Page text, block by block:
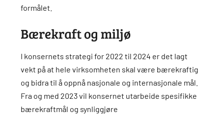
formålet.
Bærekraft og miljø
I konsernets strategi for 2022 til 2024 er det lagt
vekt på at hele virksomheten skal være bærekraftig
og bidra til å oppnå nasjonale og internasjonale mål.
Fra og med 2023 vil konsernet utarbeide spesifikke
bærekraftmål og synliggjøre